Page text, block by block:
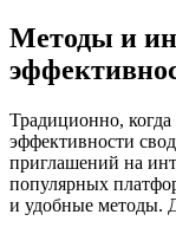
Методы и
Традиционно,
эффективности
приглашений на
популярных
и удобные методы.